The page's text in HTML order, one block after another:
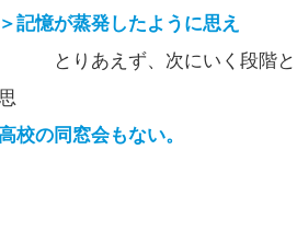
記憶が蒸発したように思え
いく段階と
校の同窓会もない。